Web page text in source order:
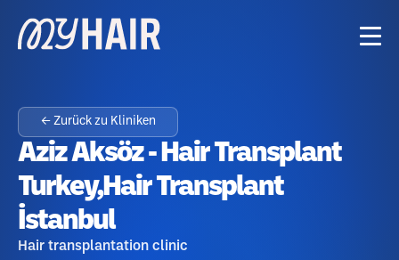
← Zurück zu Kliniken
Aziz Aksöz - Hair Transplant
Turkey,Hair Transplant
İstanbul
Hair transplantation clinic